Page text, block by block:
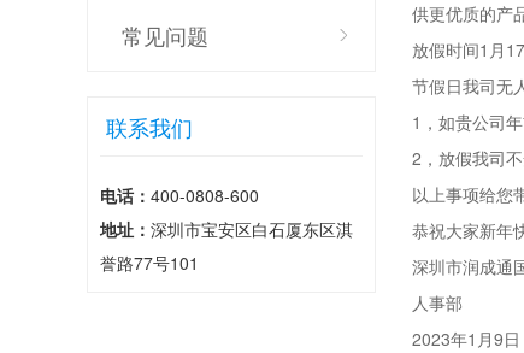
常见问题
联系我们
电话： 400-0808-600
地址： 深圳市宝安区白石厦东区淇
誉路77号101
供更优质的产
放假时间1月
节假日我司无
1，如贵公司
2，放假我司
以上事项给您
恭祝大家新年
深圳市润成通
人事部
2023年1月9日